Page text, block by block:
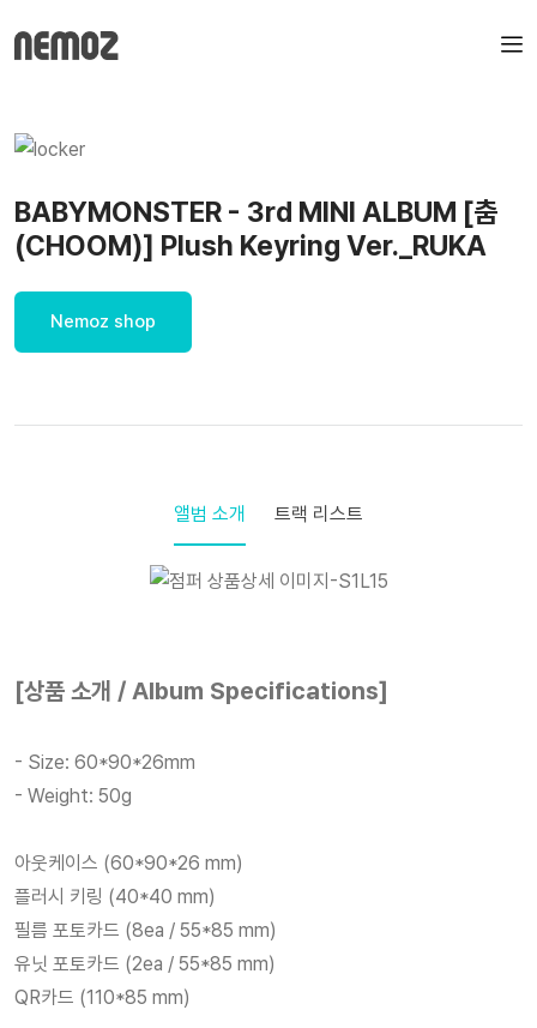
BABYMONSTER - 3rd MINI ALBUM [춤
(CHOOM)] Plush Keyring Ver._RUKA
Nemoz shop
앨범 소개 트랙 리스트
[상품 소개 / Album Specifications]
- Size: 60*90*26mm
- Weight: 50g
아웃케이스 (60*90*26 mm)
플러시 키링 (40*40 mm)
필름 포토카드 (8ea / 55*85 mm)
유닛 포토카드 (2ea / 55*85 mm)
QR카드 (110*85 mm)